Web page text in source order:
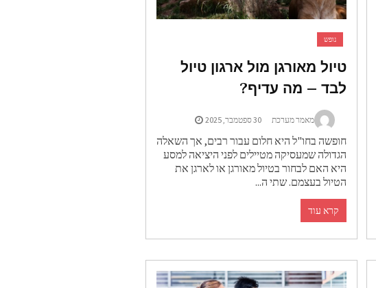
נופש
טיול מאורגן מול ארגון טיול
לבד – מה עדיף?
מאמר מערכת 30 ספטמבר, 2025
חופשה בחו"ל היא חלום עבור רבים, אך השאלה
הגדולה שמעסיקה מטיילים לפני היציאה למסע
היא האם לבחור בטיול מאורגן או לארגן את
הטיול בעצמם. שתי ה...
קרא עוד